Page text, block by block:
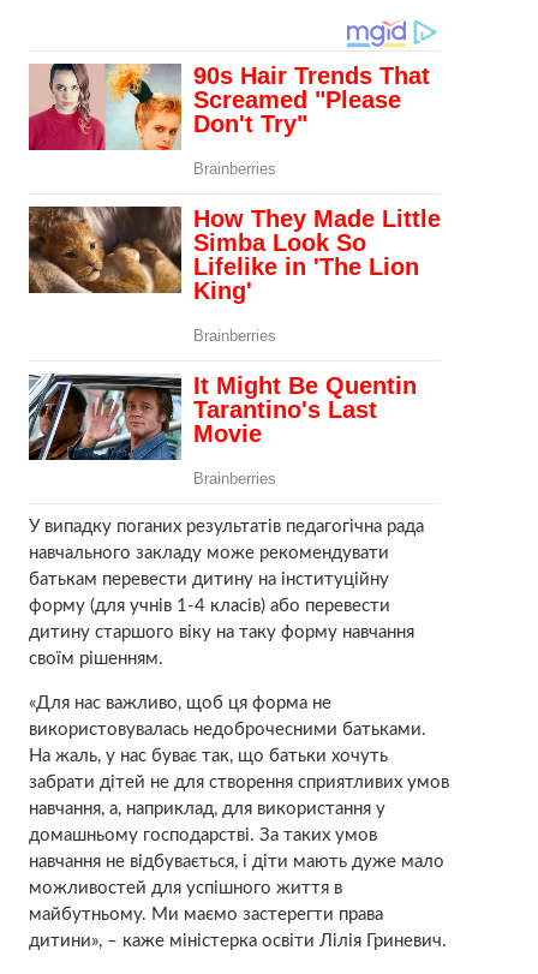
У випадку поганих результатів педагогічна рада
навчального закладу може рекомендувати
батькам перевести дитину на інституційну
форму (для учнів 1-4 класів) або перевести
дитину старшого віку на таку форму навчання
своїм рішенням.
«Для нас важливо, щоб ця форма не
використовувалась недоброчесними батьками.
На жаль, у нас буває так, що батьки хочуть
забрати дітей не для створення сприятливих умов
навчання, а, наприклад, для використання у
домашньому господарстві. За таких умов
навчання не відбувається, і діти мають дуже мало
можливостей для успішного життя в
майбутньому. Ми маємо застерегти права
дитини», – каже міністерка освіти Лілія Гриневич.